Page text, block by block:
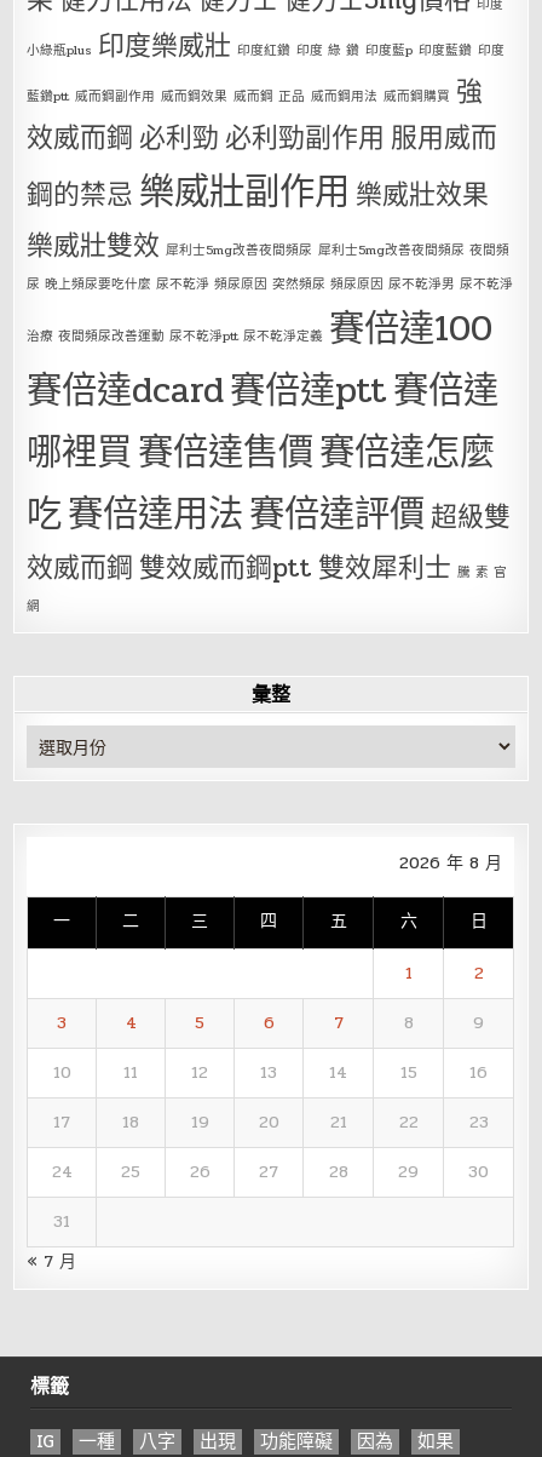
小綠瓶plus 印度樂威壯 印度紅鑽 印度 綠 鑽 印度藍p 印度藍鑽 印度
藍鑽ptt 威而鋼副作用 威而鋼效果 威而鋼 正品 威而鋼用法 威而鋼購買 強
效威而鋼 必利勁 必利勁副作用 服用威而
鋼的禁忌 樂威壯副作用 樂威壯效果
樂威壯雙效 犀利士5mg改善夜間頻尿 犀利士5mg改善夜間頻尿 夜間頻
尿 晚上頻尿要吃什麼 尿不乾淨 頻尿原因 突然頻尿 頻尿原因 尿不乾淨男 尿不乾淨
治療 夜間頻尿改善運動 尿不乾淨ptt 尿不乾淨定義 賽倍達100
賽倍達dcard賽倍達ptt賽倍達
哪裡買賽倍達售價賽倍達怎麼
吃賽倍達用法賽倍達評價超級雙
效威而鋼 雙效威而鋼ptt 雙效犀利士 騰 素 官
網
彙整
彙
整
2026 年 8 月
一 二 三 四 五 六 日
1
2
3
4 5 6 7 8
9
10
11 12 13 14 15
16
17
18 19 20 21 22
23
24
25 26 27 28 29
30
31
« 7 月
標籤
IG 一種 八字 出現 功能障礙 因為
如果